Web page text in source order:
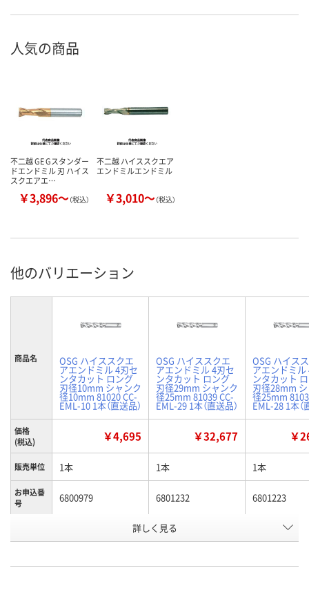
人気の商品
不二越 GE Gスタンダー
ドエンドミル 刃 ハイス
スクエアエ…
￥3,896～（税込）
不二越 ハイススクエア
エンドミルエンドミル
￥3,010～（税込）
他のバリエーション
商品名 OSG ハイススクエ
アエンドミル 4刃セ
ンタカット ロング
刃径10mm シャンク
径10mm 81020 CC-
EML-10 1本（直送品）
OSG ハイススクエ
アエンドミル 4刃セ
ンタカット ロング
刃径29mm シャンク
径25mm 81039 CC-
EML-29 1本（直送品）
OSG ハイス
アエンドミル
ンタカット
刃径28mm
径25mm
EML-28 1本（
価格
(税込)
￥4,695 ￥32,677 ￥
販売単位 1本 1本 1本
お申込番
号
6800979 6801232 6801223
わずか
詳しく見る